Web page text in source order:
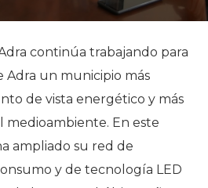
continúa trabajando para
Adra un municipio más
de vista energético y más
En este
ampliado su red de
y de tecnología LED